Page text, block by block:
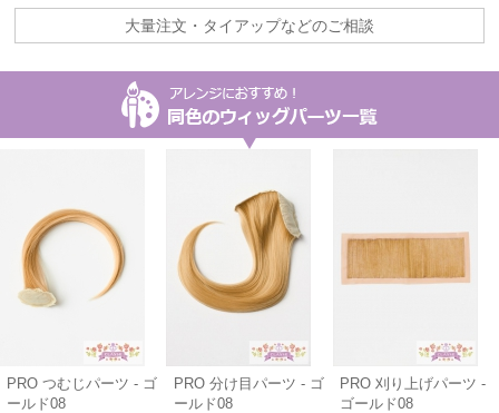
大量注文・タイアップなどのご相談
PRO つむじパーツ - ゴ
ールド08
PRO 分け目パーツ - ゴ
ールド08
PRO 刈り上げパーツ -
ゴールド08